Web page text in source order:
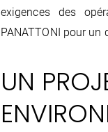
exigences des
PANATTONI pour
UN